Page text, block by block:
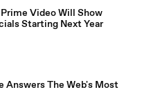
Prime Video Will Show
Starting Next Year
Answers The Web's Most